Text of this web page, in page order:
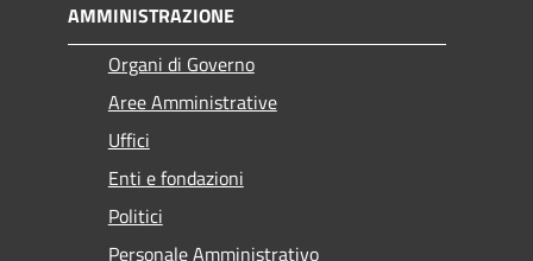
AMMINISTRAZIONE
Organi di Governo
Aree Amministrative
Uffici
Enti e fondazioni
Politici
Personale Amministrativo